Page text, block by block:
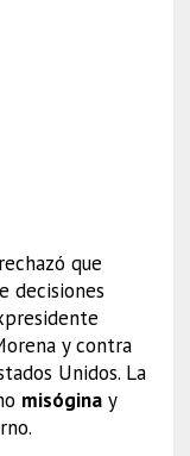
rechazó que
decisiones
y contra
Unidos. La
misóginay